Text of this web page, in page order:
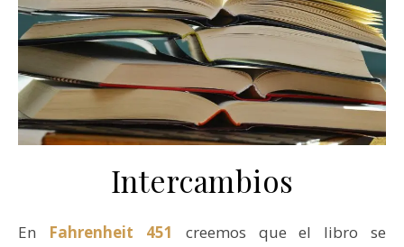
Intercambios
En Fahrenheit 451
creemos que el libro se